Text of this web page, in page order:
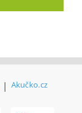
| Akučko.cz